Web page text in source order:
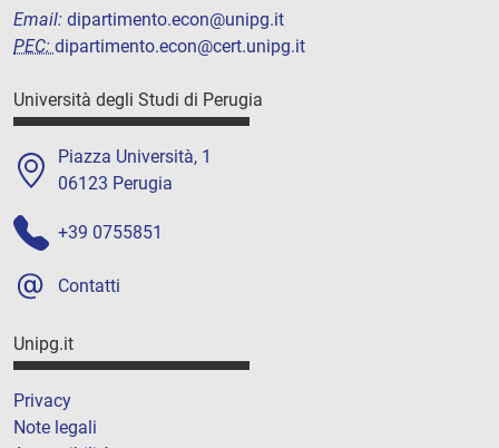
Email: dipartimento.econ@unipg.it
PEC: dipartimento.econ@cert.unipg.it
Università degli Studi di Perugia
Piazza Università, 1
06123 Perugia
+39 0755851
Contatti
Unipg.it
Privacy
Note legali